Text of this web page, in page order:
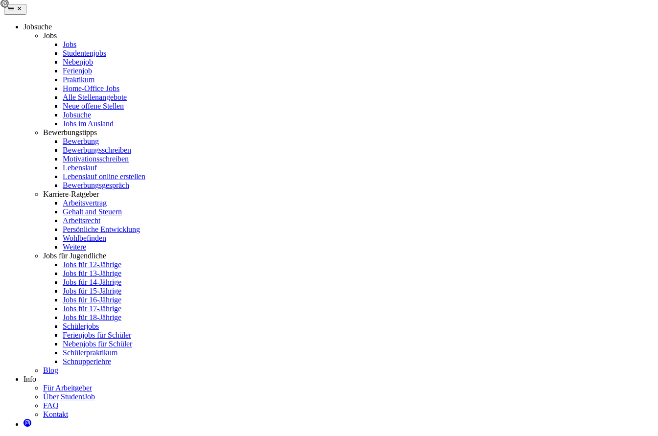
Jobsuche
Jobs
Jobs
Studentenjobs
Nebenjob
Ferienjob
Praktikum
Home-Office Jobs
Alle Stellenangebote
Neue offene Stellen
Jobsuche
Jobs im Ausland
Bewerbungstipps
Bewerbung
Bewerbungsschreiben
Motivationsschreiben
Lebenslauf
Lebenslauf online erstellen
Bewerbungsgespräch
Karriere-Ratgeber
Arbeitsvertrag
Gehalt and Steuern
Arbeitsrecht
Persönliche Entwicklung
Wohlbefinden
Weitere
Jobs für Jugendliche
Jobs für 12-Jährige
Jobs für 13-Jährige
Jobs für 14-Jährige
Jobs für 15-Jährige
Jobs für 16-Jährige
Jobs für 17-Jährige
Jobs für 18-Jährige
Schülerjobs
Ferienjobs für Schüler
Nebenjobs für Schüler
Schülerpraktikum
Schnupperlehre
Blog
Info
Für Arbeitgeber
Über StudentJob
FAQ
Kontakt